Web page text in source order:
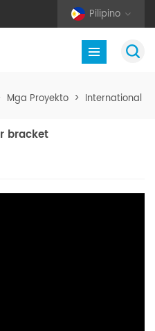
Pilipino
Mga Proyekto > International
bracket